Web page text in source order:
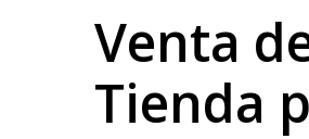
Venta
Tienda